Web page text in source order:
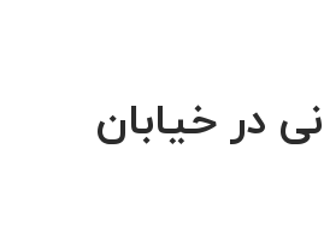
در خیابان